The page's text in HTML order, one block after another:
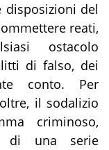
disposizioni del
reati,
ostacolo
di falso, dei
conto. Per
il sodalizio
criminoso,
di una serie